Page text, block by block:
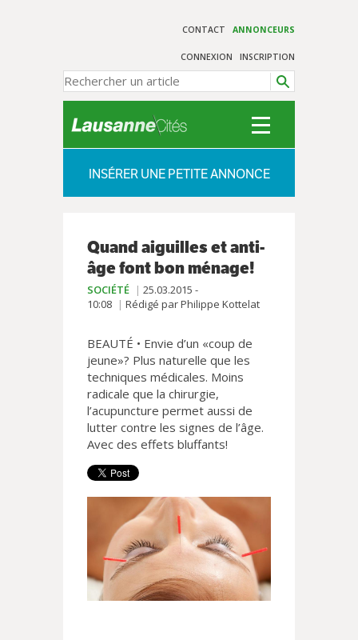
CONTACT ANNONCEURS
CONNEXION INSCRIPTION
INSÉRER UNE PETITE ANNONCE
Quand aiguilles et anti-
âge font bon ménage!
SOCIÉTÉ
25.03.2015 -
10:08
Rédigé par Philippe Kottelat
BEAUTÉ • Envie d’un «coup de
jeune»? Plus naturelle que les
techniques médicales. Moins
radicale que la chirurgie,
l’acupuncture permet aussi de
lutter contre les signes de l’âge.
Avec des effets bluffants!